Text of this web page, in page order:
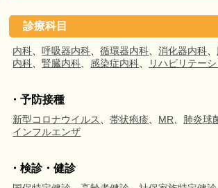
診療科目
内科 、呼吸器内科 、循環器内科 、消化器内科
内科 、腎臓内科 感染症内科 リハビリテー
・予防接種
新型コロナウイルス 、帯状疱疹 MR 肺炎球
インフルエンザ
・検診・健診